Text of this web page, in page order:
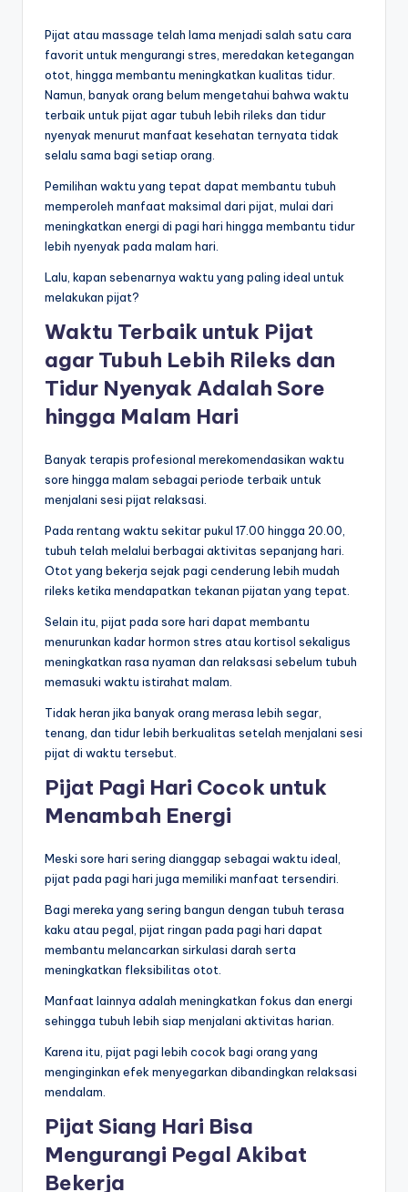
Pijat atau massage telah lama menjadi salah satu cara
favorit untuk mengurangi stres, meredakan ketegangan
otot, hingga membantu meningkatkan kualitas tidur.
Namun, banyak orang belum mengetahui bahwa waktu
terbaik untuk pijat agar tubuh lebih rileks dan tidur
nyenyak menurut manfaat kesehatan ternyata tidak
selalu sama bagi setiap orang.
Pemilihan waktu yang tepat dapat membantu tubuh
memperoleh manfaat maksimal dari pijat, mulai dari
meningkatkan energi di pagi hari hingga membantu tidur
lebih nyenyak pada malam hari.
Lalu, kapan sebenarnya waktu yang paling ideal untuk
melakukan pijat?
Waktu Terbaik untuk Pijat
agar Tubuh Lebih Rileks dan
Tidur Nyenyak Adalah Sore
hingga Malam Hari
Banyak terapis profesional merekomendasikan waktu
sore hingga malam sebagai periode terbaik untuk
menjalani sesi pijat relaksasi.
Pada rentang waktu sekitar pukul 17.00 hingga 20.00,
tubuh telah melalui berbagai aktivitas sepanjang hari.
Otot yang bekerja sejak pagi cenderung lebih mudah
rileks ketika mendapatkan tekanan pijatan yang tepat.
Selain itu, pijat pada sore hari dapat membantu
menurunkan kadar hormon stres atau kortisol sekaligus
meningkatkan rasa nyaman dan relaksasi sebelum tubuh
memasuki waktu istirahat malam.
Tidak heran jika banyak orang merasa lebih segar,
tenang, dan tidur lebih berkualitas setelah menjalani sesi
pijat di waktu tersebut.
Pijat Pagi Hari Cocok untuk
Menambah Energi
Meski sore hari sering dianggap sebagai waktu ideal,
pijat pada pagi hari juga memiliki manfaat tersendiri.
Bagi mereka yang sering bangun dengan tubuh terasa
kaku atau pegal, pijat ringan pada pagi hari dapat
membantu melancarkan sirkulasi darah serta
meningkatkan fleksibilitas otot.
Manfaat lainnya adalah meningkatkan fokus dan energi
sehingga tubuh lebih siap menjalani aktivitas harian.
Karena itu, pijat pagi lebih cocok bagi orang yang
menginginkan efek menyegarkan dibandingkan relaksasi
mendalam.
Pijat Siang Hari Bisa
Mengurangi Pegal Akibat
Bekerja